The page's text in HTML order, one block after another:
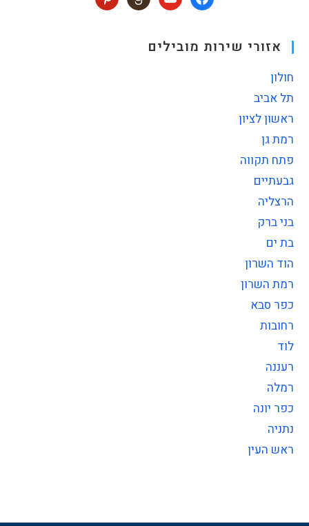
אזורי שירות מובילים
חולון
תל אביב
ראשון לציון
רמת גן
פתח תקווה
גבעתיים
הרצליה
בני ברק
בת ים
הוד השרון
רמת השרון
כפר סבא
רחובות
לוד
רעננה
רמלה
כפר יונה
נתניה
ראש העין